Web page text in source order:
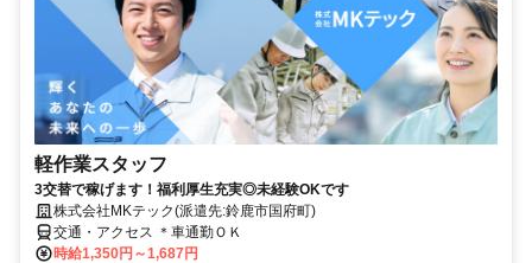
軽作業スタッフ
3交替で稼げます！福利厚生充実◎未経験OKです
株式会社MKテック(派遣先:鈴鹿市国府町)
交通・アクセス ＊車通勤ＯＫ
時給1,350円～1,687円